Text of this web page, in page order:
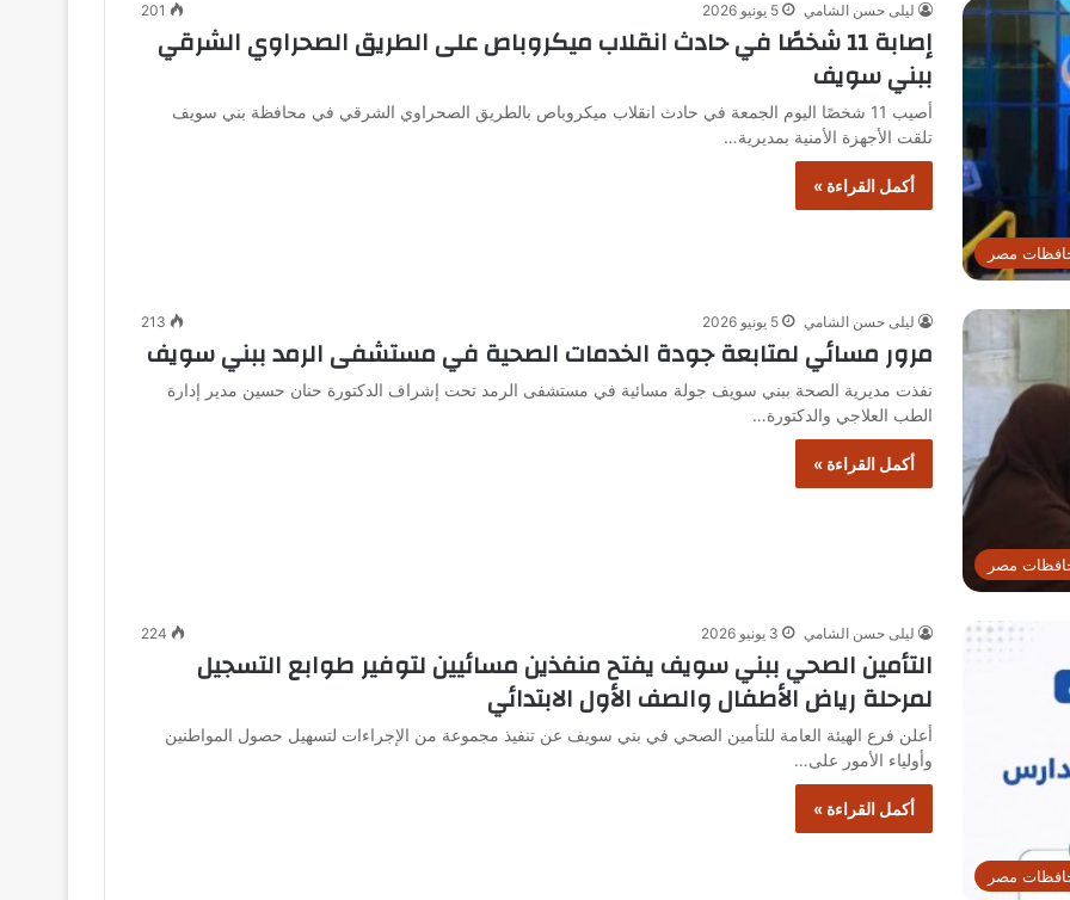
مصر
ليلى حسن الشامي 5 يونيو 2026 201
إصابة 11 شخصًا في حادث انقلاب ميكروباص على الطريق الصحراوي الشرقي
ببني سويف
أصيب 11 شخصًا اليوم الجمعة في حادث انقلاب ميكروباص بالطريق الصحراوي الشرقي في محافظة بني سويف
تلقت الأجهزة الأمنية بمديرية…
أكمل القراءة »
مصر
ليلى حسن الشامي 5 يونيو 2026 213
مرور مسائي لمتابعة جودة الخدمات الصحية في مستشفى الرمد ببني سويف
نفذت مديرية الصحة ببني سويف جولة مسائية في مستشفى الرمد تحت إشراف الدكتورة حنان حسين مدير إدارة
الطب العلاجي والدكتورة…
أكمل القراءة »
مصر
ليلى حسن الشامي 3 يونيو 2026 224
التأمين الصحي ببني سويف يفتح منفذين مسائيين لتوفير طوابع التسجيل
لمرحلة رياض الأطفال والصف الأول الابتدائي
أعلن فرع الهيئة العامة للتأمين الصحي في بني سويف عن تنفيذ مجموعة من الإجراءات لتسهيل حصول المواطنين
وأولياء الأمور على…
أكمل القراءة »